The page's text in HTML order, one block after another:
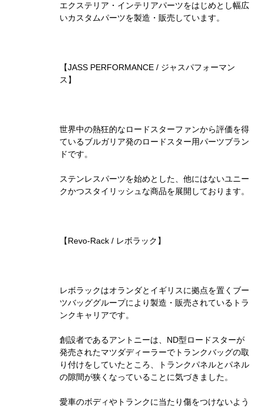
エクステリア・インテリアパーツをはじめとし幅広
いカスタムパーツを製造・販売しています。
【JASS PERFORMANCE / ジャスパフォーマン
ス】
世界中の熱狂的なロードスターファンから評価を得
ているブルガリア発のロードスター用パーツブラン
ドです。
ステンレスパーツを始めとした、他にはないユニー
クかつスタイリッシュな商品を展開しております。
【Revo-Rack / レボラック】
レボラックはオランダとイギリスに拠点を置くブー
ツバッググループにより製造・販売されているトラ
ンクキャリアです。
創設者であるアントニーは、ND型ロードスターが
発売されたマツダディーラーでトランクバッグの取
り付けをしていたところ、トランクパネルとパネル
の隙間が狭くなっていることに気づきました。
愛車のボディやトランクに当たり傷をつけないよう